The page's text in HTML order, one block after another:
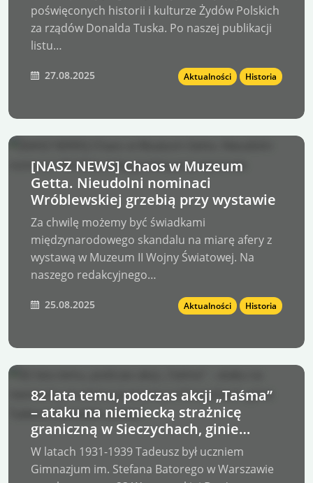
poświęconych historii i kulturze Żydów Polskich
za rządów Donalda Tuska. Po naszej publikacji
listu…
27.08.2025 Aktualności Historia
[NASZ NEWS] Chaos w Muzeum
Getta. Nieudolni nominaci
Wróblewskiej grzebią przy wystawie
Za chwilę możemy być świadkami
międzynarodowego skandalu na miarę afery z
wystawą w Muzeum II Wojny Światowej. Na
naszego redakcyjnego…
25.08.2025 Aktualności Historia
82 lata temu, podczas akcji „Taśma”
– ataku na niemiecką strażnicę
graniczną w Sieczychach, ginie
Tadeusz Zawadzki „Zośka”,
W latach 1931-1939 Tadeusz był uczniem
Gimnazjum im. Stefana Batorego w Warszawie